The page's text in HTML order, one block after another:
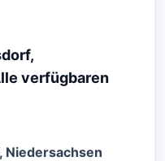
verfügbaren
Niedersachsen